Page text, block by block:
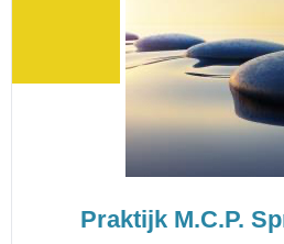
Praktijk M.C.P.